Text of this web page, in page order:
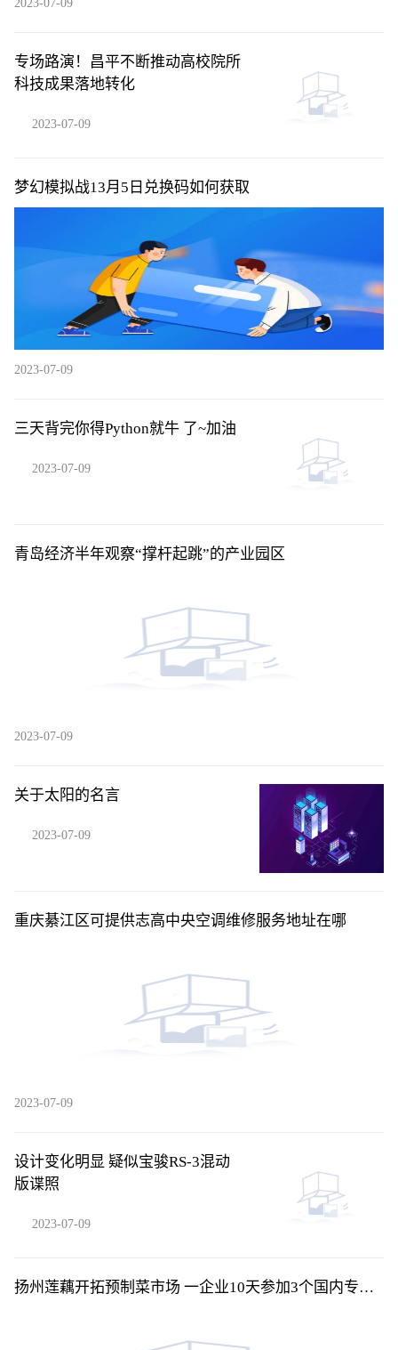
2023-07-09
专场路演！昌平不断推动高校院所
科技成果落地转化
2023-07-09
梦幻模拟战13月5日兑换码如何获取
2023-07-09
三天背完你得Python就牛 了~加油
2023-07-09
青岛经济半年观察“撑杆起跳”的产业园区
2023-07-09
关于太阳的名言
2023-07-09
重庆綦江区可提供志高中央空调维修服务地址在哪
2023-07-09
设计变化明显 疑似宝骏RS-3混动
版谍照
2023-07-09
扬州莲藕开拓预制菜市场 一企业10天参加3个国内专业